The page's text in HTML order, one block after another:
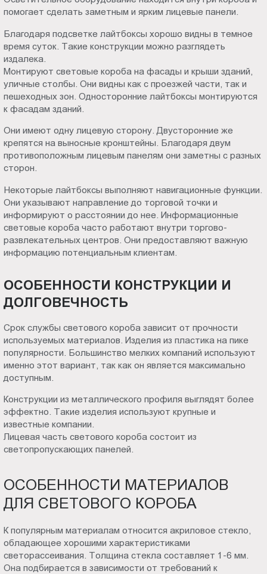
помогает сделать заметным и ярким лицевые панели.
Благодаря подсветке лайтбоксы хорошо видны в темное
время суток. Такие конструкции можно разглядеть
издалека.
Монтируют световые короба на фасады и крыши зданий,
уличные столбы. Они видны как с проезжей части, так и
пешеходных зон. Односторонние лайтбоксы монтируются
к фасадам зданий.
Они имеют одну лицевую сторону. Двусторонние же
крепятся на выносные кронштейны. Благодаря двум
противоположным лицевым панелям они заметны с разных
сторон.
Некоторые лайтбоксы выполняют навигационные функции.
Они указывают направление до торговой точки и
информируют о расстоянии до нее. Информационные
световые короба часто работают внутри торгово-
развлекательных центров. Они предоставляют важную
информацию потенциальным клиентам.
ОСОБЕННОСТИ КОНСТРУКЦИИ И
ДОЛГОВЕЧНОСТЬ
Срок службы светового короба зависит от прочности
используемых материалов. Изделия из пластика на пике
популярности. Большинство мелких компаний используют
именно этот вариант, так как он является максимально
доступным.
Конструкции из металлического профиля выглядят более
эффектно. Такие изделия используют крупные и
известные компании.
Лицевая часть светового короба состоит из
светопропускающих панелей.
ОСОБЕННОСТИ МАТЕРИАЛОВ
ДЛЯ СВЕТОВОГО КОРОБА
К популярным материалам относится акриловое стекло,
обладающее хорошими характеристиками
светорассеивания. Толщина стекла составляет 1-6 мм.
Она подбирается в зависимости от требований к
Пт.:
18.00
Сб.,
Вс.:
выходной